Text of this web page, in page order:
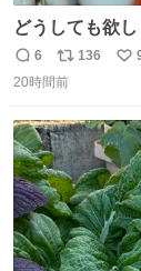
どうしても欲
ないと荷物入
の
返
信
6
リ
ポ
ト
数
136
い
数
20時間前